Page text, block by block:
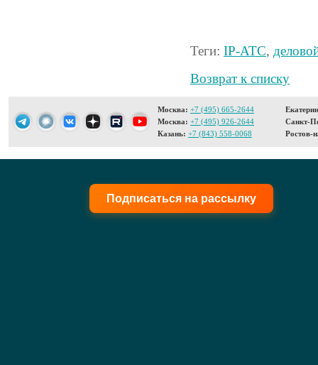
Теги: IP-АТС,
Возврат к списку
Москва: +7 (495) 665-2644
Москва: +7 (495) 926-2644
Казань: +7 (843) 558-0068
Санкт-
Ростов-
Подписаться на рассылку